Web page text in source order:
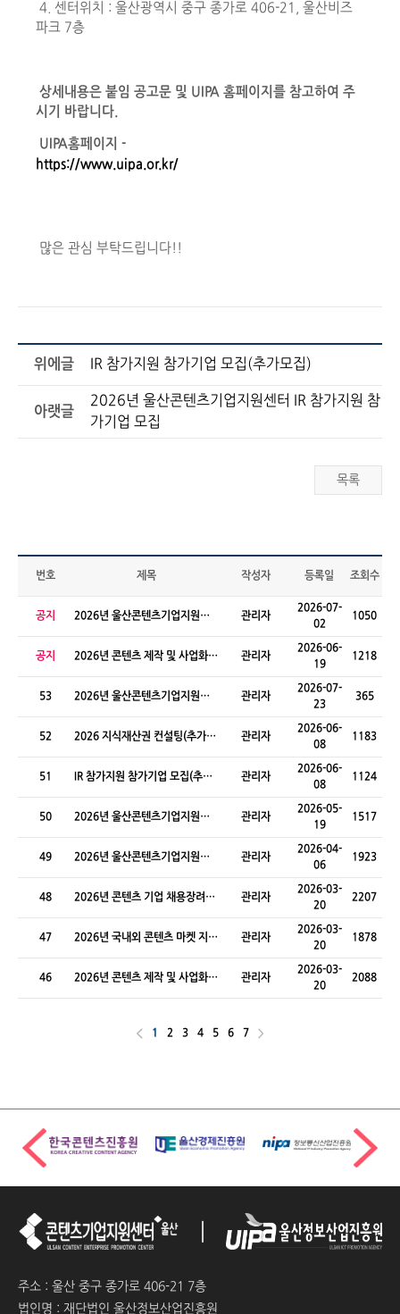
4. 센터위치 : 울산광역시 중구 종가로 406-21, 울산비즈
파크 7층
상세내용은 붙임 공고문 및 UIPA 홈페이지를 참고하여 주
시기 바랍니다.
UIPA홈페이지 -
https://www.uipa.or.kr/
많은 관심 부탁드립니다!!
위에글 IR 참가지원 참가기업 모집(추가모집)
아랫글
2026년 울산콘텐츠기업지원센터 IR 참가지원 참
가기업 모집
목록
번호 제목 작성자 등록일 조회수
공지
2026년 울산콘텐츠기업지원센
관리자
2026-07-
02
1050
공지
2026년 콘텐츠 제작 및 사업화
관리자
2026-06-
19
1218
53
2026년 울산콘텐츠기업지원센
관리자
2026-07-
23
365
52
2026 지식재산권 컨설팅(추가모
관리자
2026-06-
08
1183
51
IR 참가지원 참가기업 모집(추가
관리자
2026-06-
08
1124
50
2026년 울산콘텐츠기업지원센
관리자
2026-05-
19
1517
49
2026년 울산콘텐츠기업지원센
관리자
2026-04-
06
1923
48
2026년 콘텐츠 기업 채용장려금
관리자
2026-03-
20
2207
47
2026년 국내외 콘텐츠 마켓 지원
관리자
2026-03-
20
1878
46
2026년 콘텐츠 제작 및 사업화
관리자
2026-03-
20
2088
1 2 3 4 5 6 7
주소 : 울산 중구 종가로 406-21 7층
법인명 : 재단법인 울산정보산업진흥원